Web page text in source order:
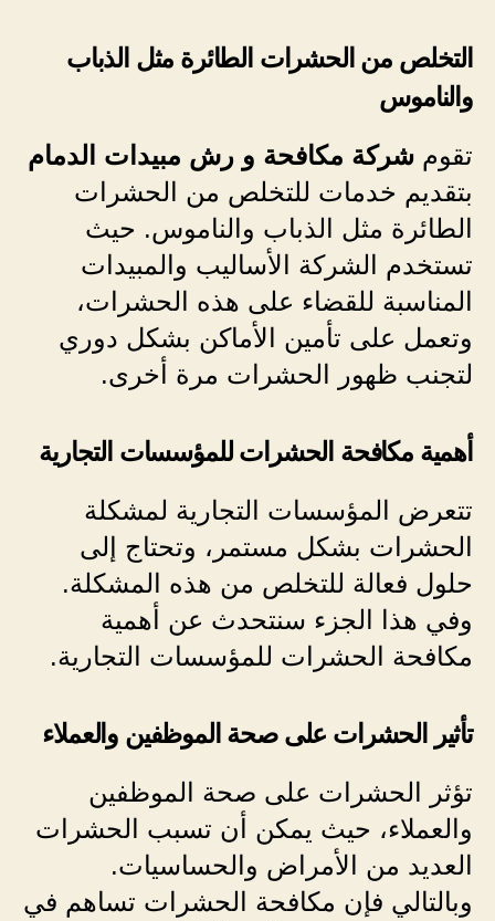
التخلص من الحشرات الطائرة مثل الذباب
والناموس
تقوم شركة مكافحة و رش مبيدات الدمام
بتقديم خدمات للتخلص من الحشرات
الطائرة مثل الذباب والناموس. حيث
تستخدم الشركة الأساليب والمبيدات
المناسبة للقضاء على هذه الحشرات،
وتعمل على تأمين الأماكن بشكل دوري
لتجنب ظهور الحشرات مرة أخرى.
أهمية مكافحة الحشرات للمؤسسات التجارية
تتعرض المؤسسات التجارية لمشكلة
الحشرات بشكل مستمر، وتحتاج إلى
حلول فعالة للتخلص من هذه المشكلة.
وفي هذا الجزء سنتحدث عن أهمية
مكافحة الحشرات للمؤسسات التجارية.
تأثير الحشرات على صحة الموظفين والعملاء
تؤثر الحشرات على صحة الموظفين
والعملاء، حيث يمكن أن تسبب الحشرات
العديد من الأمراض والحساسيات.
وبالتالي فإن مكافحة الحشرات تساهم في